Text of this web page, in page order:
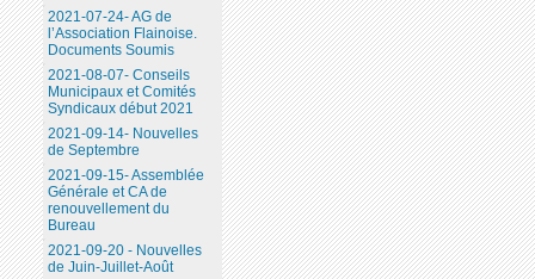
2021-07-24- AG de
l’Association Flainoise.
Documents Soumis
2021-08-07- Conseils
Municipaux et Comités
Syndicaux début 2021
2021-09-14- Nouvelles
de Septembre
2021-09-15- Assemblée
Générale et CA de
renouvellement du
Bureau
2021-09-20 - Nouvelles
de Juin-Juillet-Août